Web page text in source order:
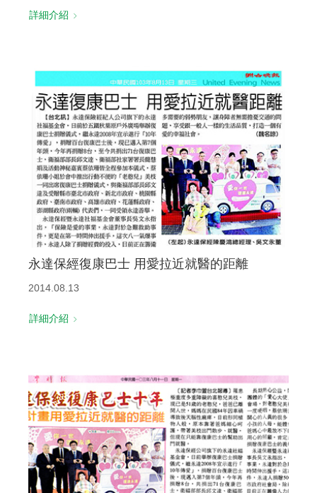
詳細介紹
永達保經復康巴士 用愛拉近就醫的距離
2014.08.13
詳細介紹